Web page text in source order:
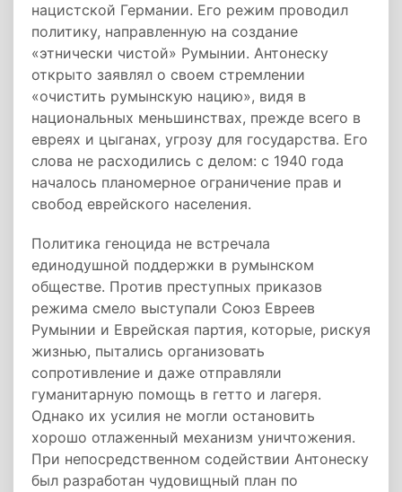
нацистской Германии. Его режим проводил
политику, направленную на создание
«этнически чистой» Румынии. Антонеску
открыто заявлял о своем стремлении
«очистить румынскую нацию», видя в
национальных меньшинствах, прежде всего в
евреях и цыганах, угрозу для государства. Его
слова не расходились с делом: с 1940 года
началось планомерное ограничение прав и
свобод еврейского населения.
Политика геноцида не встречала
единодушной поддержки в румынском
обществе. Против преступных приказов
режима смело выступали Союз Евреев
Румынии и Еврейская партия, которые, рискуя
жизнью, пытались организовать
сопротивление и даже отправляли
гуманитарную помощь в гетто и лагеря.
Однако их усилия не могли остановить
хорошо отлаженный механизм уничтожения.
При непосредственном содействии Антонеску
был разработан чудовищный план по